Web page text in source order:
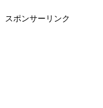
スポンサーリンク